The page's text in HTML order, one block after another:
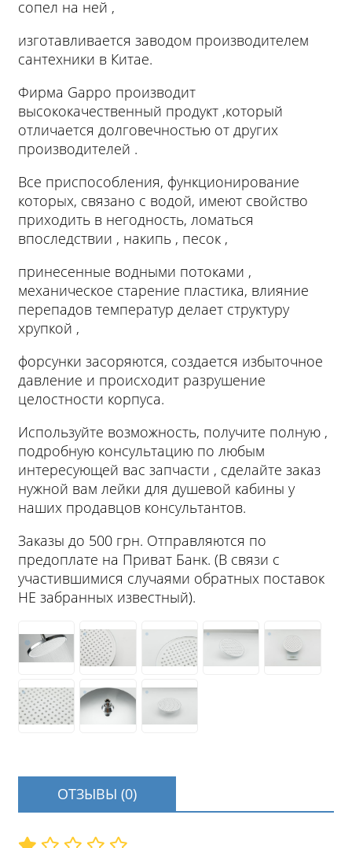
сопел на ней ,
изготавливается заводом производителем
сантехники в Китае.
Фирма Gappo производит
высококачественный продукт ,который
отличается долговечностью от других
производителей .
Все приспособления, функционирование
которых, связано с водой, имеют свойство
приходить в негодность, ломаться
впоследствии , накипь , песок ,
принесенные водными потоками ,
механическое старение пластика, влияние
перепадов температур делает структуру
хрупкой ,
форсунки засоряются, создается избыточное
давление и происходит разрушение
целостности корпуса.
Используйте возможность, получите полную ,
подробную консультацию по любым
интересующей вас запчасти , сделайте заказ
нужной вам лейки для душевой кабины у
наших продавцов консультантов.
Заказы до 500 грн. Отправляются по
предоплате на Приват Банк. (В связи с
участившимися случаями обратных поставок
НЕ забранных известный).
ОТЗЫВЫ (0)